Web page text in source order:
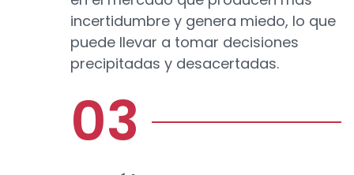
incertidumbre y genera miedo, lo que
puede llevar a tomar decisiones
precipitadas y desacertadas.